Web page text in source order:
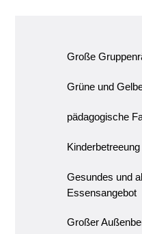
Große
Grüne und
pädagogische
Gesundes und
Essensangebot
Großer